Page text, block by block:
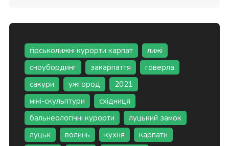
гірськолижні курорти карпат
лижі
сноубординг
закарпаття
говерла
сакури
ужгород
2021
міні-скульптури
східниця
бальнеологічні курорти
луцький замок
луцьк
волинь кухня
карпати